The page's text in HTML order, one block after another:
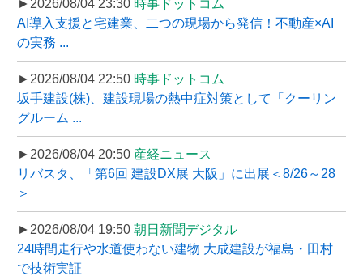
►2026/08/04 23:30 時事ドットコム
AI導入支援と宅建業、二つの現場から発信！不動産×AI
の実務 ...
►2026/08/04 22:50 時事ドットコム
坂手建設(株)、建設現場の熱中症対策として「クーリン
グルーム ...
►2026/08/04 20:50 産経ニュース
リバスタ、「第6回 建設DX展 大阪」に出展＜8/26～28
＞
►2026/08/04 19:50 朝日新聞デジタル
24時間走行や水道使わない建物 大成建設が福島・田村
で技術実証